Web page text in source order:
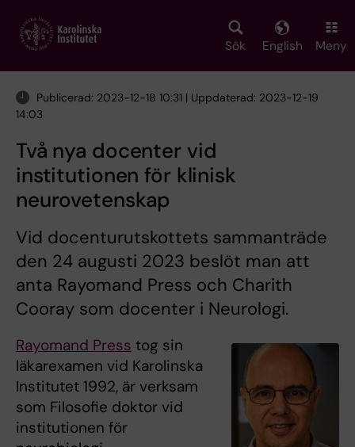
main
Sök English Meny
Publicerad: 2023-12-18 10:31 | Uppdaterad: 2023-12-19
14:03
Två nya docenter vid
institutionen för klinisk
neurovetenskap
Vid docenturutskottets sammanträde
den 24 augusti 2023 beslöt man att
anta Rayomand Press och Charith
Cooray som docenter i Neurologi.
Rayomand Press tog sin
läkarexamen vid Karolinska
Institutet 1992, är verksam
som Filosofie doktor vid
institutionen för